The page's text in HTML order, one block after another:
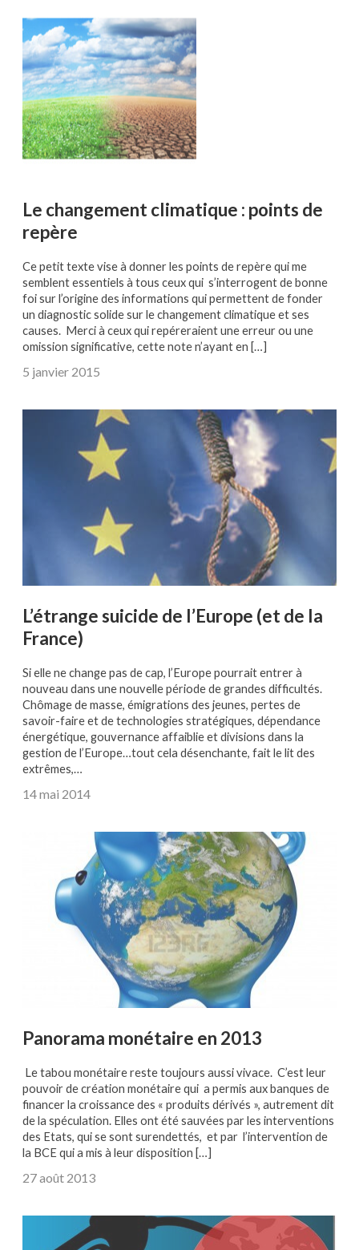
Le changement climatique : points de
repère
Ce petit texte vise à donner les points de repère qui me
semblent essentiels à tous ceux qui s’interrogent de bonne
foi sur l’origine des informations qui permettent de fonder
un diagnostic solide sur le changement climatique et ses
causes. Merci à ceux qui repéreraient une erreur ou une
omission significative, cette note n’ayant en […]
5 janvier 2015
L’étrange suicide de l’Europe (et de la
France)
Si elle ne change pas de cap, l’Europe pourrait entrer à
nouveau dans une nouvelle période de grandes difficultés.
Chômage de masse, émigrations des jeunes, pertes de
savoir-faire et de technologies stratégiques, dépendance
énergétique, gouvernance affaiblie et divisions dans la
gestion de l’Europe…tout cela désenchante, fait le lit des
extrêmes,…
14 mai 2014
Panorama monétaire en 2013
Le tabou monétaire reste toujours aussi vivace. C’est leur
pouvoir de création monétaire qui a permis aux banques de
financer la croissance des « produits dérivés », autrement dit
de la spéculation. Elles ont été sauvées par les interventions
des Etats, qui se sont surendettés, et par l’intervention de
la BCE qui a mis à leur disposition […]
27 août 2013